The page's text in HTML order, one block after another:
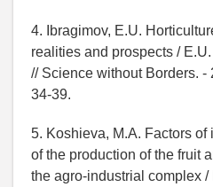
4. Ibragimov, E.U.
realities and prospects /
// Science without Borders.
34-39.
5. Koshieva, M.A. Factors
of the production of the fruit
the agro-industrial complex /